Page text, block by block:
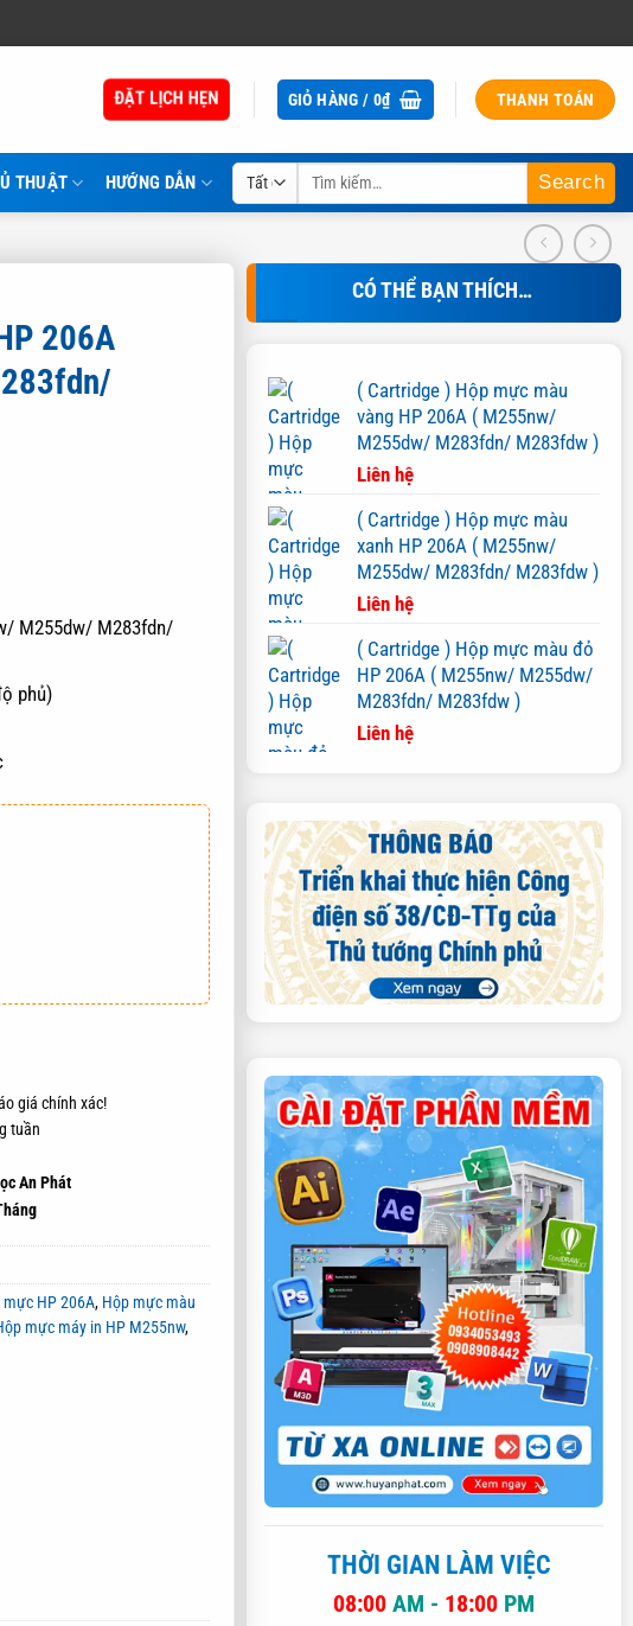
ĐẶT LỊCH HẸN GIỎ HÀNG /0₫ THANH TOÁN
THUẬT HƯỚNG DẪN
Tìm
CÓ THỂ BẠN THÍCH…
( Cartridge ) Hộp mực màu
vàng HP 206A ( M255nw/
M255dw/ M283fdn/ M283fdw )
Liên hệ
( Cartridge ) Hộp mực màu
xanh HP 206A ( M255nw/
M255dw/ M283fdn/ M283fdw )
Liên hệ
( Cartridge ) Hộp mực màu đỏ
HP 206A ( M255nw/ M255dw/
M283fdn/ M283fdw )
Liên hệ
THỜI GIAN LÀM VIỆC
08:00 AM - 18:00 PM
206A
M255dw/ M283fdn/
phủ)
giá chính xác!
tuần
An Phát
mực HP 206A, Hộp mực màu
mực máy in HP M255nw,